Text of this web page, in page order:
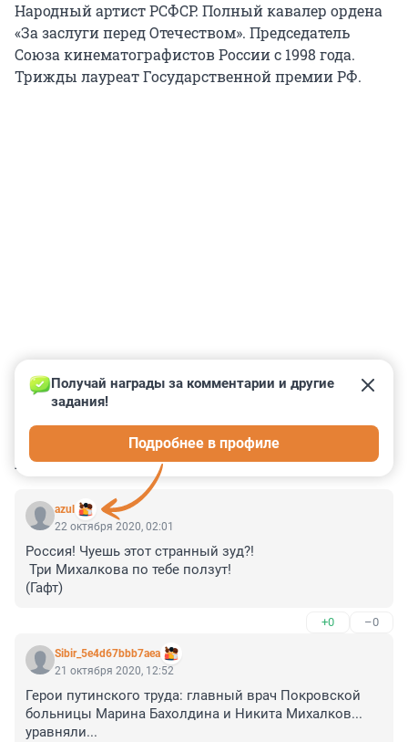
Народный артист РСФСР. Полный кавалер ордена
«За заслуги перед Отечеством». Председатель
Союза кинематографистов России с 1998 года.
Трижды лауреат Государственной премии РФ.
КОММЕНТАРИИ 29
azul
Получай награды за комментарии и другие
задания!
Подробнее в профиле
22 октября 2020, 02:01
Россия! Чуешь этот странный зуд?!
Три Михалкова по тебе ползут!
(Гафт)
+0 –0
Sibir_5e4d67bbb7aea
21 октября 2020, 12:52
Герои путинского труда: главный врач Покровской
больницы Марина Бахолдина и Никита Михалков...
уравняли...